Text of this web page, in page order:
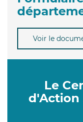
Voir le
Le
d'Action